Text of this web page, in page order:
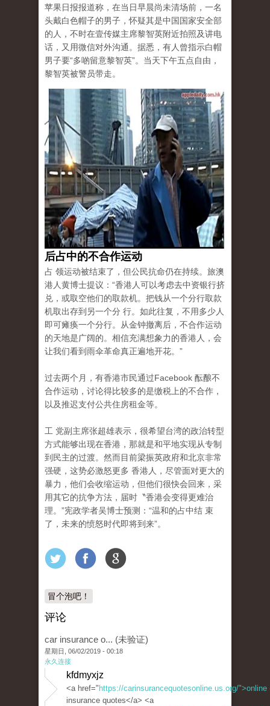
苹果日报报道称，在当日早晨尚未清场前，一名
头戴白色帽子的男子，怀疑其是中国国家安全部
的人，不时在壹传媒主席黎智英附近拍照及讲电
话，又用微信对外沟通。据悉，有人曾指示白帽
男子要“多啲留意黎智英”。当天下午五点自由，
黎智英被警员带走。
后占中的不合作运动
占 领运动被结束了，但公民抗命仍在持续。旅澳
港人黄博士提议：“香港人可以考虑去中资银行挤
兑，或取空他们的取款机。把钱从一个分行取款
机取出存到另一个分 行。如此往复，不用多少人
即可瘫痪一个分行。从金钟撤离后，不合作运动
的天地是广阔的。相信充满想象力的香港人，会
让我们看到雨伞革命真正遍地开花。”
过去两个月，有香港市民通过Facebook 酝酿不
合作运动，讨论得比较多的是缴税上的不合作 ，
以及推迟支付公共住房租金等。
工 党副主席张超雄表示，很希望台湾的政治转型
方式能够出现在香港，那就是和平地实现从专制
到民主的过渡。然而目前梁振英政府和北京非常
强硬，这势必激怒更多 香港人，尽管面对更大的
暴力，他们会收缩运动，但他们很快会回来，采
用其它的抗争方法，届时〝香港会变得更难治
理。”宪政学者吴博士预测：“温和的占中结 束
了，未来的愤怒时代即将到来”。
冒个泡吧！
评论
car insurance o... (未验证)
星期日, 06/02/2019 - 00:18
永久连接
kfdmyxjz
<a href=" https://carinsurancequotesonline.us.org/">online
insurance quotes</a> <a